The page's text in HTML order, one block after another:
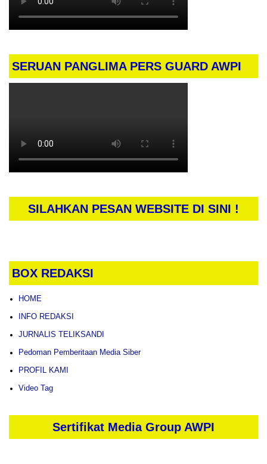
SERUAN PANGLIMA PERS GUARD AWPI
SILAHKAN PESAN WEBSITE DI SINI !
BOX REDAKSI
HOME
INFO REDAKSI
JURNALIS TELIKSANDI
Pedoman Pemberitaan Media Siber
PROFIL KAMI
Video Tag
Sertifikat Media Group AWPI